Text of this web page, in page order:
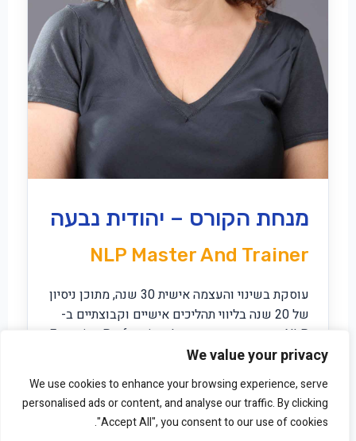
We value your privacy
We use cookies to enhance your browsing experience, serve
personalised ads or content, and analyse our traffic. By clicking
"Accept All", you consent to our use of cookies.
מנחת הקורס – יהודית נבעה
NLP Master And Trainer
עוסקת בשינוי והעצמה אישית 30 שנה, מתוכן ניסיון
של 20 שנה בליווי תהליכים אישיים וקבוצתיים ב-
NLP. מוסמכת בהתמקדות Focusing Professional
מטעם המכון הבינלאומי להתמקדות בניו יורק.
מנחה בכירה בדמיון מודרך, מפתחת גישה ייחודית ל-
NLP המשלבת התמקדות (Focusing-Oriented
NLP). בעלת ניסיון רב בשחרור טראומות, ניהול רגשי